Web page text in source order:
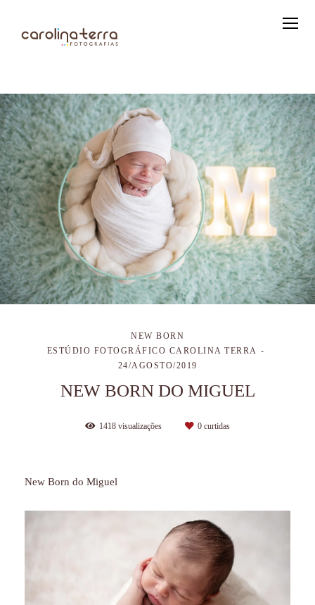
NEW BORN
ESTÚDIO FOTOGRÁFICO CAROLINA TERRA
24/AGOSTO/2019
NEW BORN DO MIGUEL
1418 visualizações 0 curtidas
New Born do Miguel